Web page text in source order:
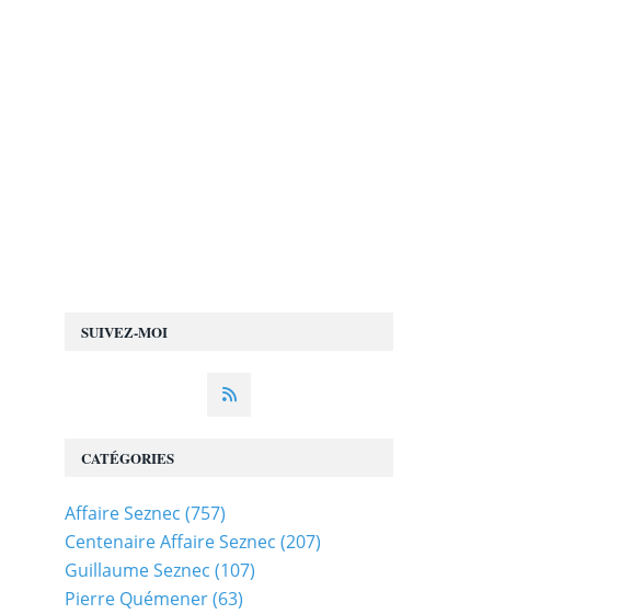
SUIVEZ-MOI
CATÉGORIES
Affaire Seznec (757)
Centenaire Affaire Seznec (207)
Guillaume Seznec (107)
Pierre Quémener(63)